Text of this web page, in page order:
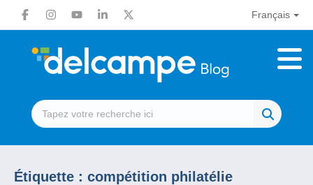
Français
Étiquette : compétition philatélie